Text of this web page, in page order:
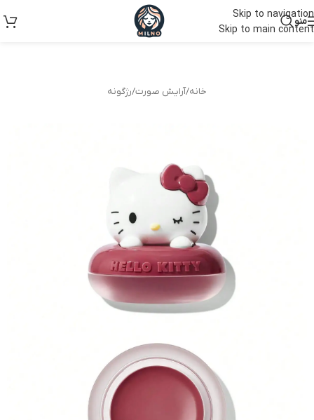
Skip to navigation
Skip to main content
منو
خانه/آرایش صورت/رژگونه